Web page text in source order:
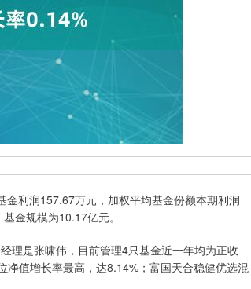
利润157.67万元，加权平均基金份额本期利润
金规模为10.17亿元。
是张啸伟，目前管理4只基金近一年均为正收
值增长率最高，达8.14%；富国天合稳健优选混
沪深300 4651.31 -6.85